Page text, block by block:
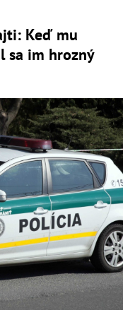
Keď mu
sa im hrozný